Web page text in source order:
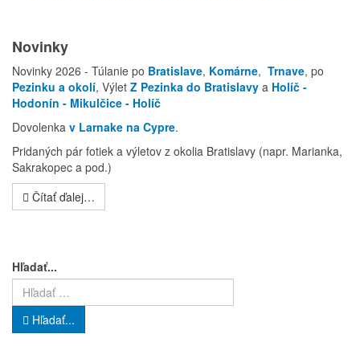
Novinky
Novinky 2026 - Túlanie po Bratislave, Komárne, Trnave, po
Pezinku a okolí, Výlet Z Pezinka do Bratislavy a Holíč -
Hodonín - Mikulčice - Holíč
Dovolenka v Larnake na Cypre.
Pridaných pár fotiek a výletov z okolia Bratislavy (napr. Marianka,
Sakrakopec a pod.)
Čítať ďalej…
Hľadať...
Hľadať...